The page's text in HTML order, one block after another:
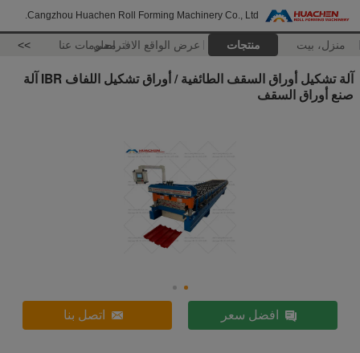
Cangzhou Huachen Roll Forming Machinery Co., Ltd.
منزل، بيت منتجات عرض الواقع الافتراضيمعلومات عنا >>
آلة تشكيل أوراق السقف الطائفية / أوراق تشكيل اللفاف IBR آلة
صنع أوراق السقف
افضل سعر اتصل بنا